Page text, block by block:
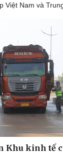
Việt Nam và
Khu kinh tế